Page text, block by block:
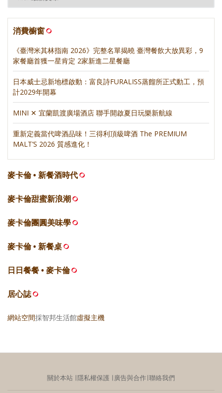
消費櫥窗
《臺灣米其林指南 2026》完整名單揭曉 臺灣餐飲大放異彩，9
家餐廳首獲一星肯定 2家新進二星餐廳
日本威士忌新地標啟動：富良詩FURALISS蒸餾所正式動工，預
計2029年開幕
MINI ✕ 宜蘭凱渡廣場酒店 聯手開啟夏日玩樂新航線
重新定義當代啤酒品味！三得利頂級啤酒 The PREMIUM
MALT’S 2026 質感進化！
麥卡倫 • 新餐酒時代
麥卡倫甜蜜新浪潮
麥卡倫團圓美味學
麥卡倫 • 新餐桌
日日餐餐 • 麥卡倫
居心誌
網站空間採智邦生活館虛擬主機
關於本站 ∣隱私權保護 ∣廣告與合作∣聯絡我們